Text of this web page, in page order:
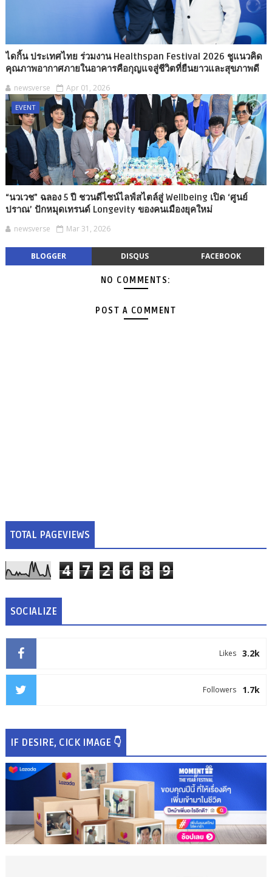
ไดกิ้น ประเทศไทย ร่วมงาน Healthspan Festival 2026 ชูแนวคิด
คุณภาพอากาศภายในอาคารคือกุญแจสู่ชีวิตที่ยืนยาวและสุขภาพดี
newsverse Apr 01, 2026
EVENT
“นวเวช” ฉลอง 5 ปี ชวนดีไซน์ไลฟ์สไตล์สู่ Wellbeing เปิด ‘ศูนย์
ปราณ’ ปักหมุดเทรนด์ Longevity ของคนเมืองยุคใหม่
newsverse Mar 31, 2026
BLOGGER DISQUS FACEBOOK
NO COMMENTS:
POST A COMMENT
TOTAL PAGEVIEWS
4 7 2 6 8 9
SOCIALIZE
3.2k
Likes
1.7k
Followers
IF DESIRE, CICK IMAGE 👇